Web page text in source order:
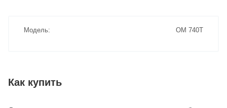
Модель ОМ 740T
Как купить